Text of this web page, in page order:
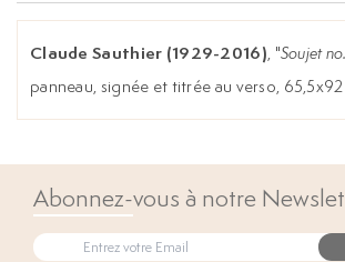
Claude Sauthier (1929-2016), "Soujet
panneau, signée et titrée au verso, 65,5x92
Abonnez-vous à notre